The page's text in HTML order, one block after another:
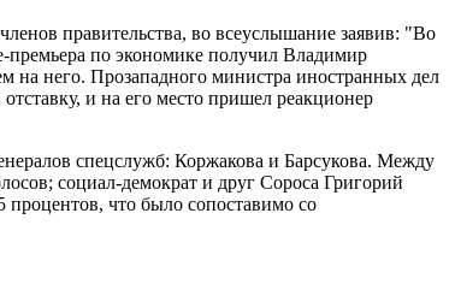
правительства, во всеуслышание заявив: "Во
премьера по экономике получил Владимир
на него. Прозападного министра иностранных дел
и на его место пришел реакционер
спецслужб: Коржакова и Барсукова. Между
социал-демократ и друг Сороса Григорий
что было сопоставимо со